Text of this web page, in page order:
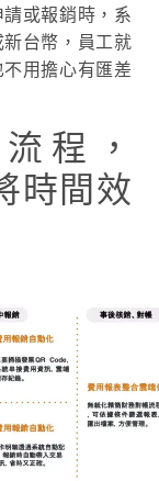
或報銷時，系
台幣，員工就
用擔心有匯差
程，
時間效